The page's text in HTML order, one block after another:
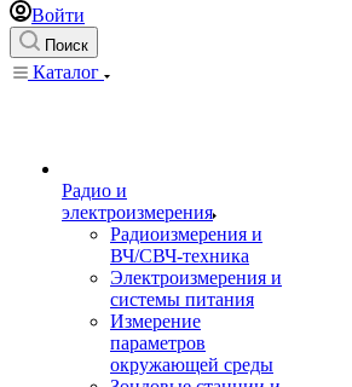
Войти
Поиск
Каталог
Радио и
электроизмерения
Радиоизмерения и
ВЧ/СВЧ-техника
Электроизмерения и
системы питания
Измерение
параметров
окружающей среды